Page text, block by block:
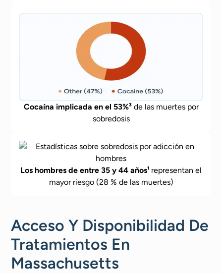
Cocaína implicada en el 53%³de las muertes por
sobredosis
Los hombres de entre 35 y 44 años¹ representan el
mayor riesgo (28 % de las muertes)
Acceso Y Disponibilidad De
Tratamientos En
Massachusetts